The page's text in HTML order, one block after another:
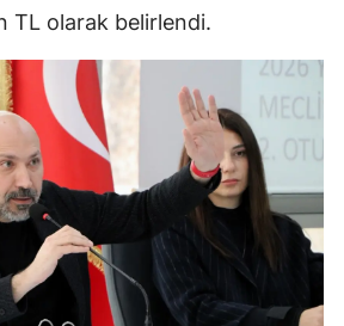
TL olarak belirlendi.